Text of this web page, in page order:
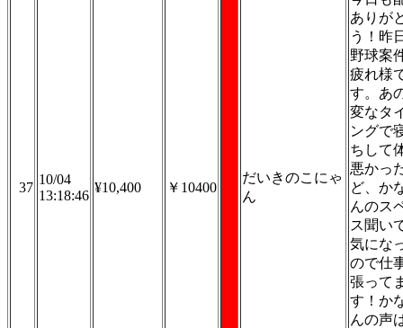
37
10/04
13:18:46
¥10,400 ￥10400
だいきのこにゃ
ん
ありが
う！昨
野球案
疲れ様
す。あ
変なタ
ングで
ちして
悪かっ
ど、か
んのス
ス聞い
気にな
ので仕
張って
す！か
んの声